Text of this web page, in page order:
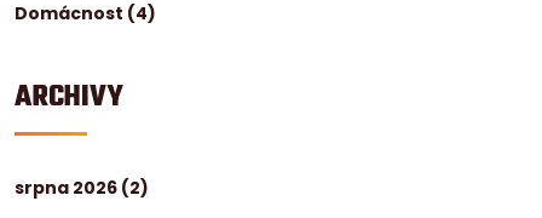
Domácnost (4)
ARCHIVY
srpna 2026 (2)